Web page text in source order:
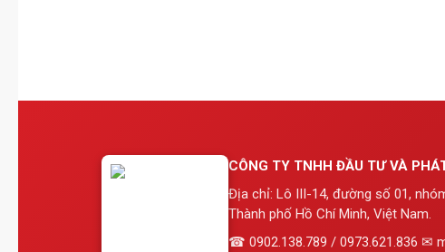
CÔNG TY TNHH ĐẦU TƯ VÀ
Địa chỉ: Lô III-14, đường số 01,
Thành phố Hồ Chí Minh, Việt Nam.
☎ 0902.138.789 / 0973.621.836 ✉